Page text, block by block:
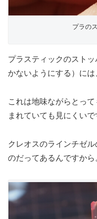
プラの
プラスティックのスト
かないようにする）には
これは地味ながらとっ
まれていても見にくいで
クレオスのラインチゼ
のだってあるんですから